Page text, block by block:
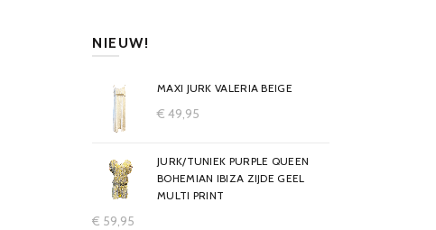
NIEUW!
MAXI JURK VALERIA BEIGE
€ 49,95
JURK/TUNIEK PURPLE QUEEN
BOHEMIAN IBIZA ZIJDE GEEL
MULTI PRINT
€ 59,95